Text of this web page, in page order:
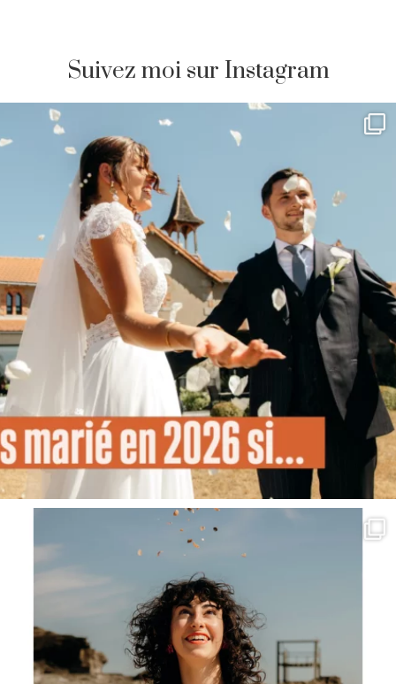
Suivez moi sur Instagram